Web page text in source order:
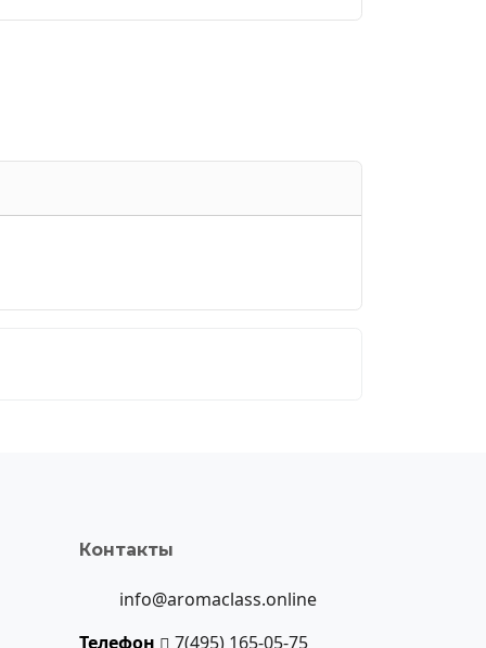
Контакты
info@aromaclass.online
Телефон
7(495) 165-05-75